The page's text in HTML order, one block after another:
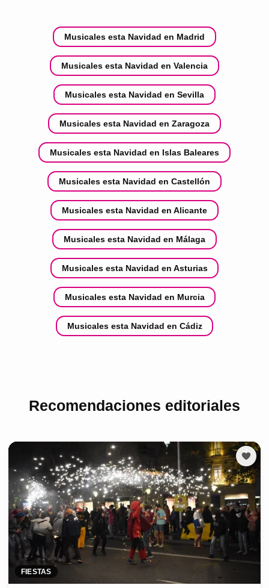
Musicales esta Navidad en Madrid
Musicales esta Navidad en Valencia
Musicales esta Navidad en Sevilla
Musicales esta Navidad en Zaragoza
Musicales esta Navidad en Islas Baleares
Musicales esta Navidad en Castellón
Musicales esta Navidad en Alicante
Musicales esta Navidad en Málaga
Musicales esta Navidad en Asturias
Musicales esta Navidad en Murcia
Musicales esta Navidad en Cádiz
Recomendaciones editoriales
FIESTAS